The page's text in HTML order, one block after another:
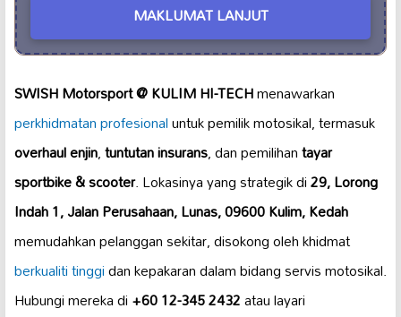
MAKLUMAT LANJUT
SWISH Motorsport @ KULIM HI-TECHmenawarkan
perkhidmatan profesionaluntuk pemilik motosikal, termasuk
overhaul enjin,tuntutan insurans, dan pemilihantayar
sportbike & scooter. Lokasinya yang strategik di29, Lorong
Indah 1, Jalan Perusahaan, Lunas, 09600 Kulim, Kedah
memudahkan pelanggan sekitar, disokong oleh khidmat
berkualiti tinggidan kepakaran dalam bidang servis motosikal.
Hubungi mereka di+60 12-345 2432atau layari